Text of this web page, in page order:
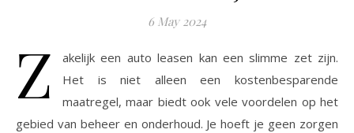
6 May 2024
Z
akelijk een auto leasen kan een slimme zet zijn.
Het is niet alleen een kostenbesparende
maatregel, maar biedt ook vele voordelen op het
gebied van beheer en onderhoud. Je hoeft je geen zorgen